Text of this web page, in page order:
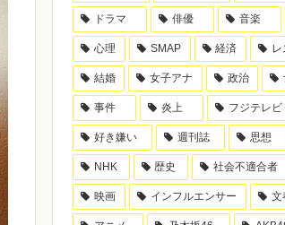
ドラマ 俳優 音楽
心理 SMAP 経済 レ
結婚 女子アナ 政治
事件 炎上 フジテレビ
好き嫌い 週刊誌 思想
NHK 歴史 社会不適合者
映画 インフルエンサー 文